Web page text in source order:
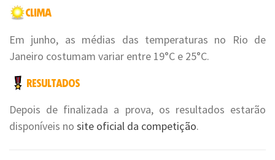
Em junho, as médias das temperaturas no Rio de
Janeiro costumam variar entre 19°C e 25°C.
Depois de finalizada a prova, os resultados estarão
disponíveis no site oficial da competição.